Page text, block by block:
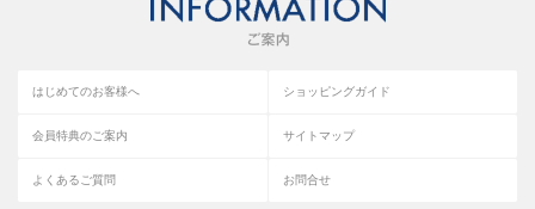
はじめてのお客様へ ショッピングガイド
会員特典のご案内 サイトマップ
よくあるご質問 お問合せ